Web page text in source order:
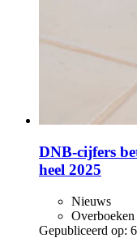
DNB-cijfers
heel 2025
Nieuws
Overboeken
Gepubliceerd op: